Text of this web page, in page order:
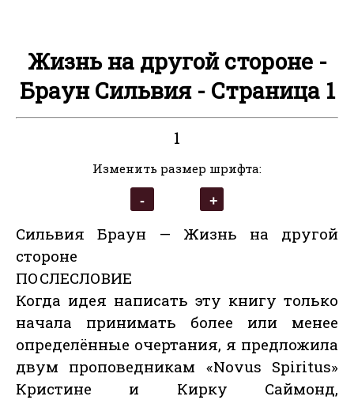
Жизнь на другой стороне -
Браун Сильвия - Страница 1
1
Изменить размер шрифта:
Сильвия Браун — Жизнь на другой
стороне
ПОСЛЕСЛОВИЕ
Когда идея написать эту книгу только
начала принимать более или менее
определённые очертания, я предложила
двум проповедникам «Novus Spiritus»
Кристине и Кирку Саймонд,